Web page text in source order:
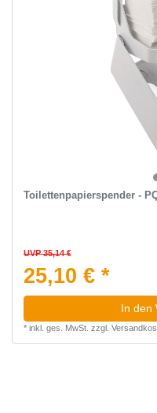
Toilettenpapierspender -
UVP 35,14 €
25,10 € *
In den
* inkl. ges. MwSt. zzgl.